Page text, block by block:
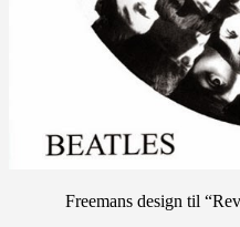
Freemans design til